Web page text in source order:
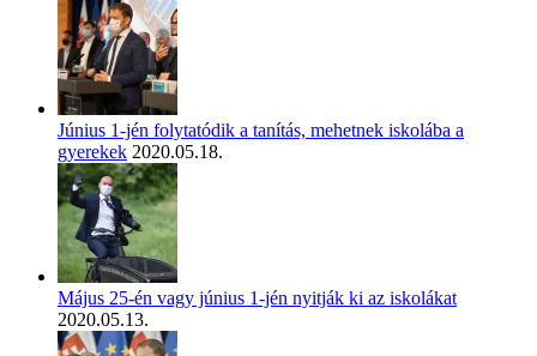
Június 1-jén folytatódik a tanítás, mehetnek iskolába a
gyerekek 2020.05.18.
Május 25-én vagy június 1-jén nyitják ki az iskolákat
2020.05.13.